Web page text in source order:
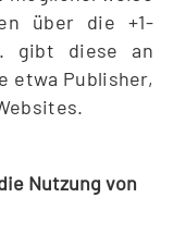
über die +1-
gibt diese an
etwa Publisher,
Nutzung von